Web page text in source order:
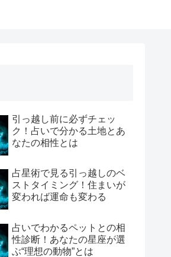
引っ越し前に必ずチェッ
ク！占いで分かる土地とあ
なたの相性とは
占星術で見る引っ越しのベ
ストタイミング！住まいが
変われば運命も変わる
占いでわかるペットとの相
性診断！あなたの星座が選
ぶ“理想の動物”とは